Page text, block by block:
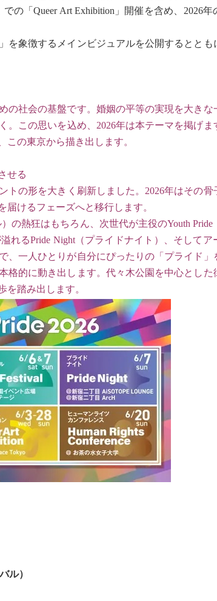
の「Queer Art Exhibition」開催を含め、2026
象徴するメインビジュアルを公開するととも
の社会の基盤です。婚姻の平等の実現を大きな
この思いを込め、2026年は本テーマを掲げま
の東京から描き出します。
せる
の形を大きく刷新しました。2026年はその骨
けるフェーズへと移行します。
の熱狂はもちろん、次世代が主役のYouth Pride
れるPride Night（プライドナイト）、そしてア
一人ひとりが自分にぴったりの「プライド」
的に動き出します。代々木公園を中心とした
踏み出します。
ル）